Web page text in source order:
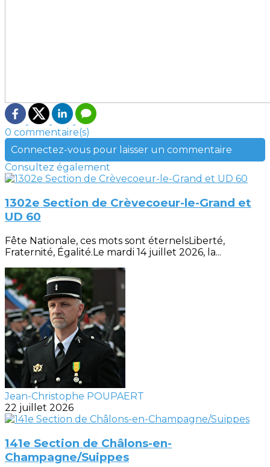
0 commentaire(s)
Connectez-vous pour laisser un commentaire
Consultez également
1302e Section de Crèvecoeur-le-Grand et
UD 60
Fête Nationale, ces mots sont éternelsLiberté,
Fraternité, Égalité.Le mardi 14 juillet 2026, la...
Jean-Christophe POUPAERT
22 juillet 2026
141e Section de Châlons-en-
Champagne/Suippes